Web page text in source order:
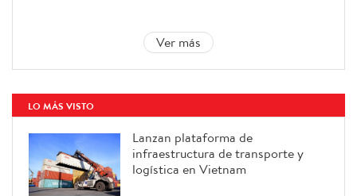
Ver más
LO MÁS VISTO
Lanzan plataforma de
infraestructura de transporte y
logística en Vietnam